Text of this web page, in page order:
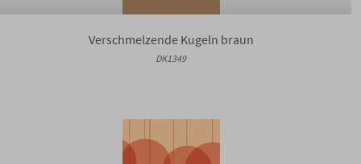
Verschmelzende Kugeln braun
DK1349